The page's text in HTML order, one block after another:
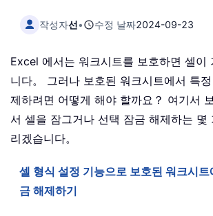
작성자선• 수정 날짜2024-09-23
Excel 에서는 워크시트를 보호하면 셀이
니다。 그러나 보호된 워크시트에서 특
제하려면 어떻게 해야 할까요？ 여기서
서 셀을 잠그거나 선택 잠금 해제하는 몇
리겠습니다。
셀 형식 설정 기능으로 보호된 워크시
금 해제하기